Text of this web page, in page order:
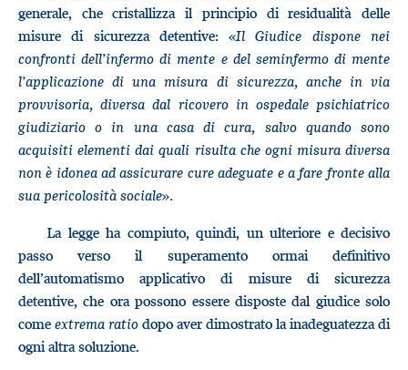
generale, che cristallizza il principio di residualità delle
misure di sicurezza detentive: «Il Giudice dispone nei
confronti dell’infermo di mente e del seminfermo di mente
l’applicazione di una misura di sicurezza, anche in via
provvisoria, diversa dal ricovero in ospedale psichiatrico
giudiziario o in una casa di cura, salvo quando sono
acquisiti elementi dai quali risulta che ogni misura diversa
non è idonea ad assicurare cure adeguate e a fare fronte alla
sua pericolosità sociale».
La legge ha compiuto, quindi, un ulteriore e decisivo
passo verso il superamento ormai definitivo
dell’automatismo applicativo di misure di sicurezza
detentive, che ora possono essere disposte dal giudice solo
come extrema ratio dopo aver dimostrato la inadeguatezza di
ogni altra soluzione.